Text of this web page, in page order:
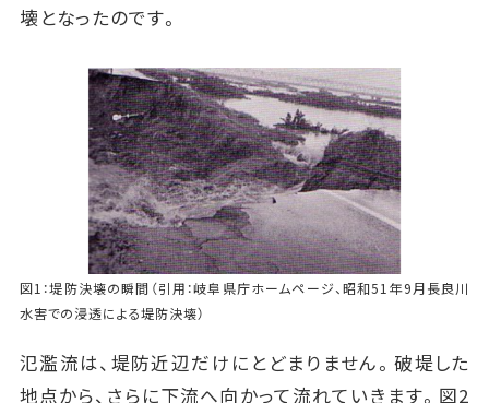
壊となったのです。
図1：堤防決壊の瞬間（引用：岐阜県庁ホームページ、昭和51年9月長良川
水害での浸透による堤防決壊）
氾濫流は、堤防近辺だけにとどまりません。破堤した
地点から、さらに下流へ向かって流れていきます。図2